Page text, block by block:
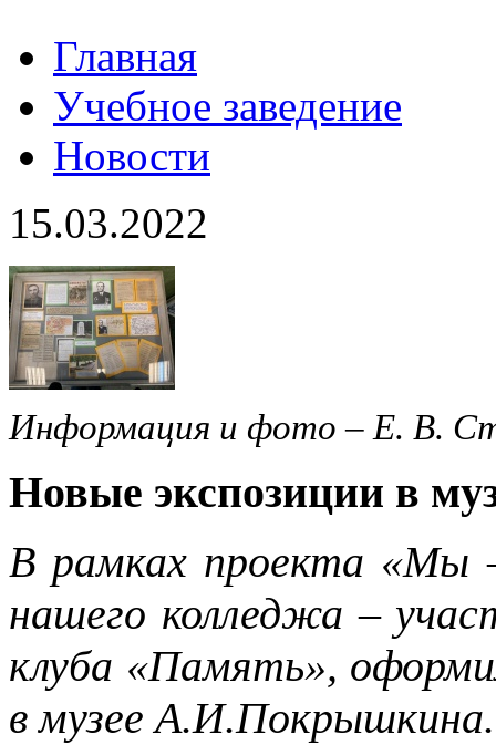
Главная
Учебное заведение
Новости
15.03.2022
Информация и фото – Е. В.
Новые экспозиции в
В рамках проекта «Мы
нашего колледжа –
клуба «Память»,
в музее А.И.Покрышкина.